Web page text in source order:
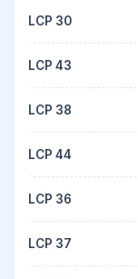
LCP 30
LCP 43
LCP 38
LCP 44
LCP 36
LCP 37